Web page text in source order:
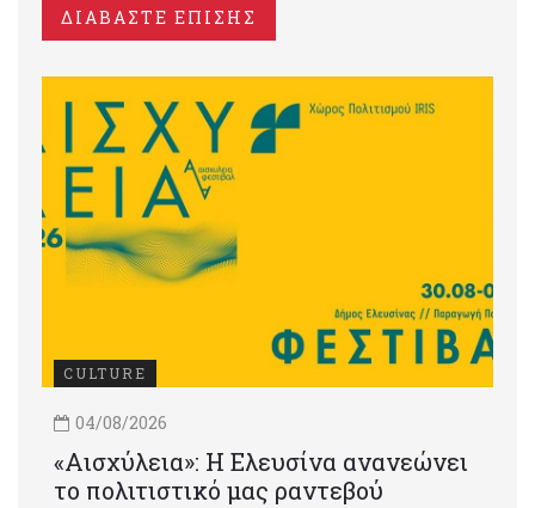
ΔΙΑΒΑΣΤΕ ΕΠΙΣΗΣ
CULTURE
04/08/2026
«Αισχύλεια»: Η Ελευσίνα ανανεώνει
το πολιτιστικό μας ραντεβού